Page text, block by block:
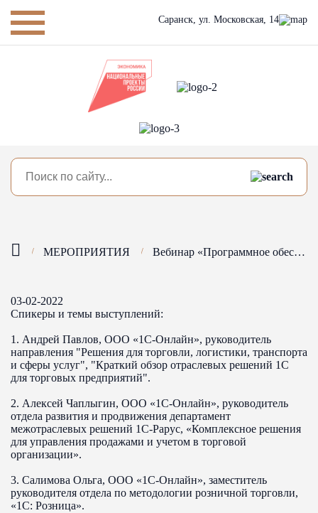
Саранск, ул. Московская, 14
МЕРОПРИЯТИЯ Вебинар «Программное обеспечение для сферы торговли»
03-02-2022
Спикеры и темы выступлений:
1. Андрей Павлов, ООО «1С-Онлайн», руководитель
направления "Решения для торговли, логистики, транспорта
и сферы услуг", "Краткий обзор отраслевых решений 1С
для торговых предприятий".
2. Алексей Чаплыгин, ООО «1С-Онлайн», руководитель
отдела развития и продвижения департамент
межотраслевых решений 1С-Рарус, «Комплексное решения
для управления продажами и учетом в торговой
организации».
3. Салимова Ольга, ООО «1С-Онлайн», заместитель
руководителя отдела по методологии розничной торговли,
«1С: Розница».